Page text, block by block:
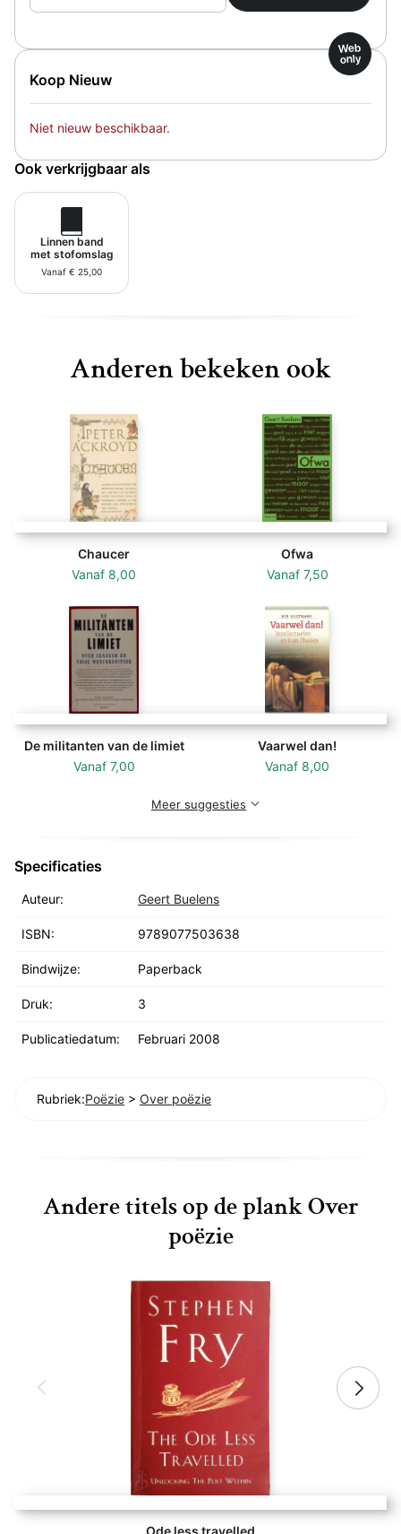
Koop Nieuw
Web
only
Niet nieuw beschikbaar.
Ook verkrijgbaar als
Linnen band
met stofomslag
Vanaf € 25,00
Anderen bekeken ook
Chaucer
Vanaf 8,00
Ofwa
Vanaf 7,50
De militanten van de limiet
Vanaf 7,00
Vaarwel dan!
Vanaf 8,00
Meer suggesties
Specificaties
Auteur: Geert Buelens
ISBN: 9789077503638
Bindwijze: Paperback
Druk: 3
Publicatiedatum: Februari 2008
Rubriek:Poëzie > Over poëzie
Andere titels op de plank Over
poëzie